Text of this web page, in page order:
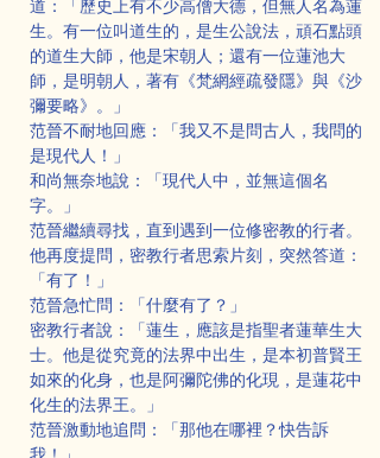
道：「歷史上有不少高僧大德，但無人名為蓮
生。有一位叫道生的，是生公說法，頑石點頭
的道生大師，他是宋朝人；還有一位蓮池大
師，是明朝人，著有《梵網經疏發隱》與《沙
彌要略》。」
范晉不耐地回應：「我又不是問古人，我問的
是現代人！」
和尚無奈地說：「現代人中，並無這個名
字。」
范晉繼續尋找，直到遇到一位修密教的行者。
他再度提問，密教行者思索片刻，突然答道：
「有了！」
范晉急忙問：「什麼有了？」
密教行者說：「蓮生，應該是指聖者蓮華生大
士。他是從究竟的法界中出生，是本初普賢王
如來的化身，也是阿彌陀佛的化現，是蓮花中
化生的法界王。」
范晉激動地追問：「那他在哪裡？快告訴